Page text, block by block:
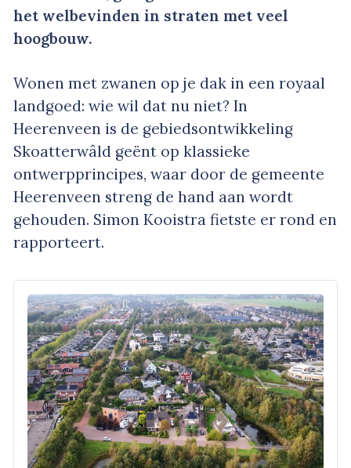
het welbevinden in straten met veel
hoogbouw.
Wonen met zwanen op je dak in een royaal
landgoed: wie wil dat nu niet? In
Heerenveen is de gebiedsontwikkeling
Skoatterwâld geënt op klassieke
ontwerpprincipes, waar door de gemeente
Heerenveen streng de hand aan wordt
gehouden. Simon Kooistra fietste er rond en
rapporteert.